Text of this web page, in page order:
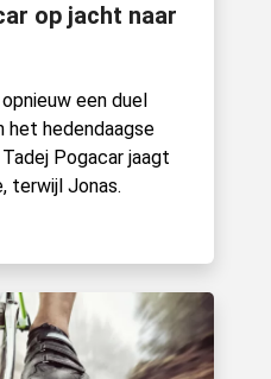
op jacht naar
een duel
het hedendaagse
Pogacar jaagt
terwijl Jonas.